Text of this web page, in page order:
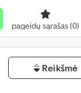
pageidų sąrašas(0)
Reikšmė